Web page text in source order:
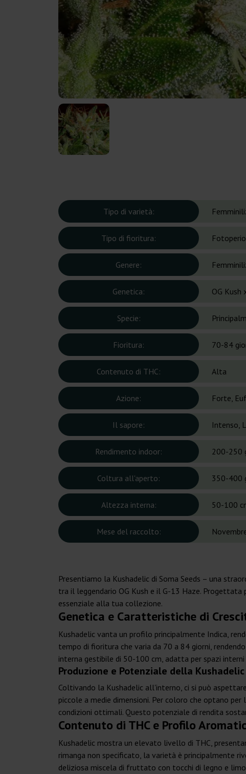
Tipo di varietà:
Tipo di fioritura:
Genere:
Genetica: OG Kush
Specie:
Fioritura: 70-84
Contenuto di THC: Alta
Azione: Forte,
Il sapore: Intenso,
Rendimento indoor: 200-250
Coltura all'aperto: 350-400
Altezza interna: 50-100
Mese del raccolto:
Presentiamo la Kushadelic di Soma Seeds – una
tra il leggendario OG Kush e il G-13 Haze.
essenziale alla tua collezione.
Genetica e Caratteristiche di
Kushadelic vanta un profilo principalmente Indica,
tempo di fioritura che varia da 70 a 84 giorni,
interna gestibile di 50-100 cm, adatta per spazi
Produzione e Potenziale della Kushadelic
Coltivando la Kushadelic all'interno, ci si può
piccole a medie dimensioni. Per coloro che optano
condizioni ottimali. Questo potenziale di rendita
Contenuto di THC e Profilo
Kushadelic mostra un elevato livello di THC,
rimanga non specificato, la varietà è principalmente
deliziosa miscela di fruttato con tocchi di legno e